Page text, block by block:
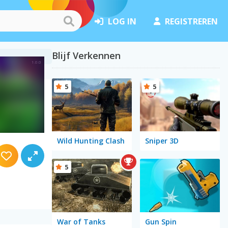
LOG IN REGISTREREN
Blijf Verkennen
Wild Hunting Clash
5
Sniper 3D
5
War of Tanks
5
Gun Spin